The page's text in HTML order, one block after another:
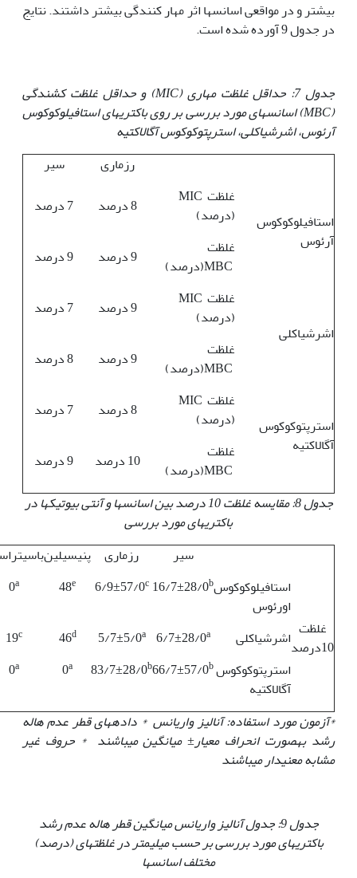
بیشتر و در مواقعی اسانس‏ها اثر مهار کنندگی بیشتر داشتند. نتایج
در جدول 9 آورده شده است.
جدول 7: حداقل غلظت مهاری ( MIC) و حداقل غلظت کشندگی
(
MBC) اسانس‏های مورد بررسی بر روی باکتری‏های استافیلوکوکوس
آرئوس، اشرشیاکلی، استرپتوکوکوس آگالاکتیه
رزماری
سیر
استافیلوکوکوس
آرئوس
غلظت MIC
(درصد)
8 درصد
7 درصد
غلظت
9 درصد 9 درصد
اشرشیاکلی
غلظت MIC
(درصد)
9 درصد
7 درصد
غلظت
9 درصد 8 درصد
استرپتوکوکوس
آگالاکتیه
غلظت MIC
(درصد)
8 درصد
7 درصد
غلظت
10 درصد
9 درصد
جدول 8: مقایسه غلظت 10 درصد بین اسانس‏ها و آنتی بیوتیک‏ها در
باکتری‏های مورد بررسی
سیر
رزماری پنی‏سیلین
غلظت
10درصد
استافیلوکوکوس
اورئوس
16/7±28/0b
6/9±57/0c
48e
0a
اشرشیاکلی 6/7±28/0a
5/7±5/0a
46d
19c
استرپتوکوکوس
آگالاکتیه
66/7±57/0b
83/7±28/0b
0a
0a
*آزمون مورد استفاده: آنالیز واریانس * داده‏های قطر عدم هاله
رشد به‏صورت انحراف معیار±میانگین می‏باشند * حروف غیر
مشابه معنی‏دار می‏باشند
جدول 9: جدول آنالیز واریانس میانگین قطر هاله عدم رشد
باکتری‏های مورد بررسی بر حسب میلی‏متر در غلظت‏های (درصد)
مختلف اسانس‏ها